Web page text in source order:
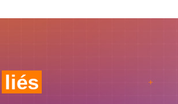
liés